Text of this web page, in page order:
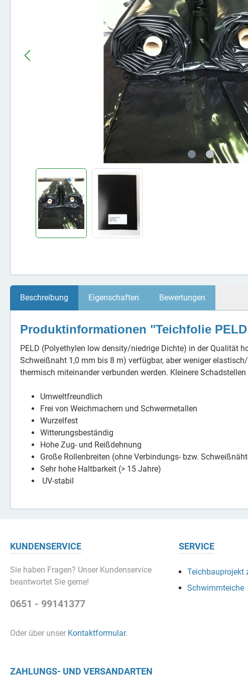
Beschreibung Eigenschaften Bewertungen
Produktinformationen "Teichfolie
PELD (Polyethylen low density/niedrige Dichte) in der Qualität
Schweißnaht 1,0 mm bis 8 m) verfügbar, aber weniger
thermisch miteinander verbunden werden. Kleinere
Umweltfreundlich
Frei von Weichmachern und Schwermetallen
Wurzelfest
Witterungsbeständig
Hohe Zug- und Reißdehnung
Große Rollenbreiten (ohne Verbindungs- bzw.
Sehr hohe Haltbarkeit (> 15 Jahre)
UV-stabil
KUNDENSERVICE
Sie haben Fragen? Unser Kundenservice
beantwortet Sie gerne!
0651 - 99141377
Oder über unser Kontaktformular.
SERVICE
Teichbauprojekt
Schwimmteiche
ZAHLUNGS- UND VERSANDARTEN